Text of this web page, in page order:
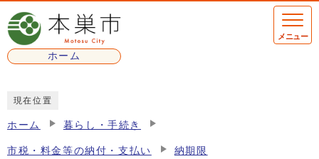
ページの先頭です
ホーム
メニュー
現在位置
ホーム 暮らし・手続き
市税・料金等の納付・支払い 納期限